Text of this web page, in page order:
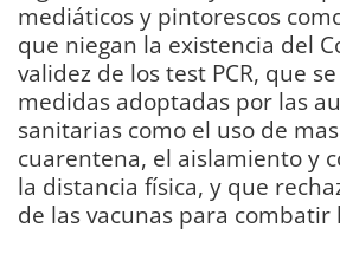
mediáticos y pintorescos
que niegan la existencia del
validez de los test PCR, que
medidas adoptadas por las
sanitarias como el uso de
cuarentena, el aislamiento y
la distancia física, y que
de las vacunas para